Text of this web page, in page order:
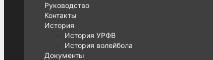
Руководство
Контакты
История
История УРФВ
История волейбола
Документы